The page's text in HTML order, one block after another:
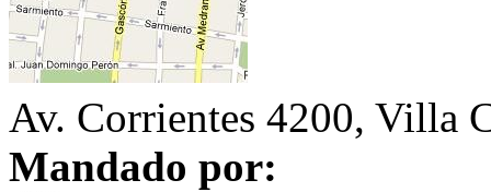
Av. Corrientes 4200, Villa
Mandado por: